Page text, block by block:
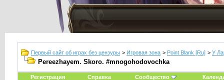
Первый сайт об играх без цензуры > Игровая зона > Point Blank [Ru] > У
Pereezhayem. Skoro. #mnogohodovochka
Регистрация Справка Сообщество